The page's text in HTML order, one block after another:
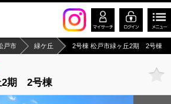
戸市 緑ケ丘 2号棟 松戸市緑ヶ丘2期 2号棟
2期 2号棟